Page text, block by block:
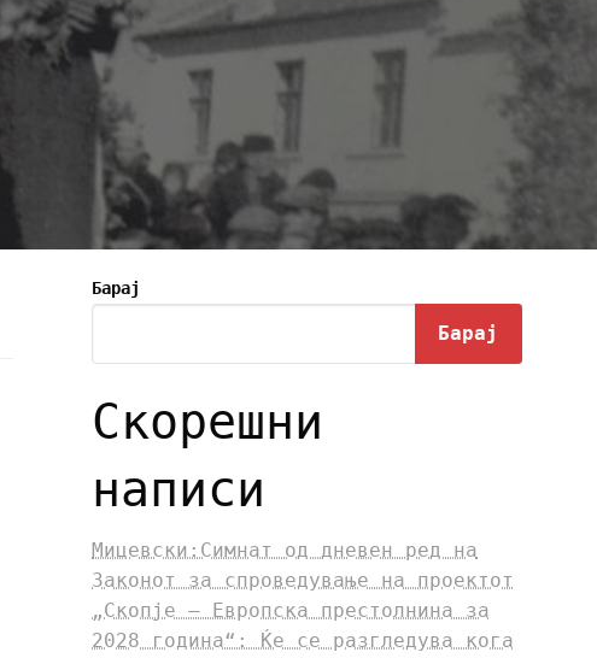
Барај
Барај
Скорешни
написи
Мицевски:Симнат од дневен ред на
Законот за спроведување на проектот
„Скопје – Европска престолнина за
2028 година“: Ќе се разгледува кога